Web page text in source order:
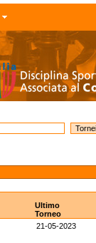
Ultimo
Torneo
21-05-2023